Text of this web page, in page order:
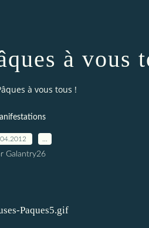
à vous
à vous tous !
Galantry26